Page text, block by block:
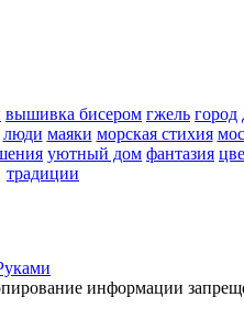
вышивка бисером гжель город
люди маяки морская стихия
уютный дом фантазия
традиции
информации